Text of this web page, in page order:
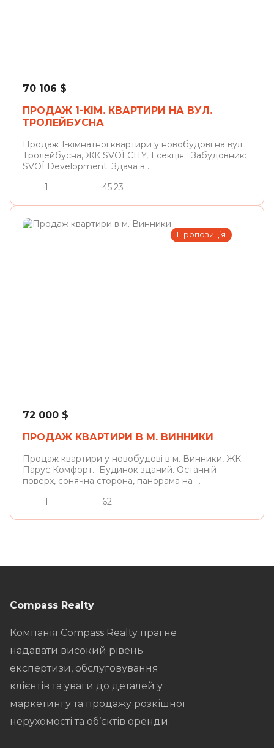
70 106 $
ПРОДАЖ 1-КІМ. КВАРТИРИ НА ВУЛ.
ТРОЛЕЙБУСНА
Продаж 1-кімнатної квартири у новобудові на вул.
Тролейбусна, ЖК SVOЇ CITY, 1 секція. Забудовник:
SVOЇ Development. Здача в ...
1
45.23
Пропозиція
72 000 $
ПРОДАЖ КВАРТИРИ В М. ВИННИКИ
Продаж квартири у новобудові в м. Винники, ЖК
Парус Комфорт. Будинок зданий. Останній
поверх, сонячна сторона, панорама на ...
1
62
Compass Realty
Компанія Compass Realty прагне
надавати високий рівень
експертизи, обслуговування
клієнтів та уваги до деталей у
маркетингу та продажу розкішної
нерухомості та об’єктів оренди.